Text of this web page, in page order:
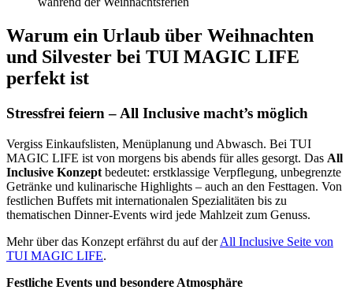
Warum ein Urlaub über Weihnachten
und Silvester bei TUI MAGIC LIFE
perfekt ist
Stressfrei feiern – All Inclusive macht’s möglich
Vergiss Einkaufslisten, Menüplanung und Abwasch. Bei TUI
MAGIC LIFE ist von morgens bis abends für alles gesorgt. Das All
Inclusive Konzept bedeutet: erstklassige Verpflegung, unbegrenzte
Getränke und kulinarische Highlights – auch an den Festtagen. Von
festlichen Buffets mit internationalen Spezialitäten bis zu
thematischen Dinner-Events wird jede Mahlzeit zum Genuss.
Mehr über das Konzept erfährst du auf derAll Inclusive Seite von
TUI MAGIC LIFE.
Festliche Events und besondere Atmosphäre